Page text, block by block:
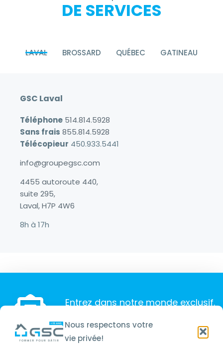
Nous respectons votre
vie privée!
DE SERVICES
LAVAL BROSSARD QUÉBEC GATINEAU
GSC Laval
Téléphone 514.814.5928
Sans frais 855.814.5928
Télécopieur 450.933.5441
info@groupegsc.com
4455 autoroute 440,
suite 295,
Laval, H7P 4W6
8h à 17h
Entrez dans notre monde exclusif.